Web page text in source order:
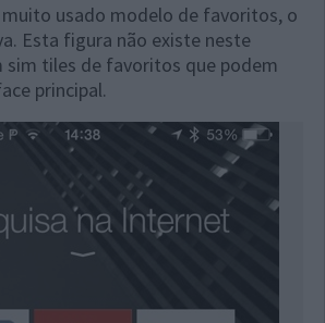
usado modelo de favoritos, o
Esta figura não existe neste
sim tiles de favoritos que podem
principal.